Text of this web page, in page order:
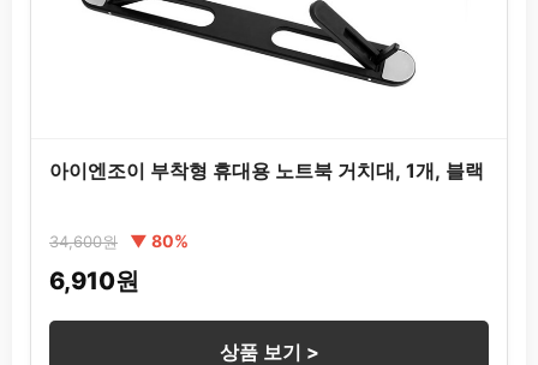
아이엔조이 부착형 휴대용 노트북 거치대, 1개, 블랙
34,600원 ▼ 80%
6,910원
상품 보기 >